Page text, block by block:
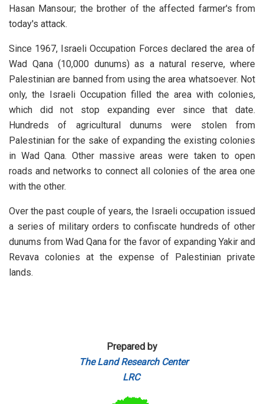
Hasan Mansour; the brother of the affected farmer's from
today's attack.
Since 1967, Israeli Occupation Forces declared the area of
Wad Qana (10,000 dunums) as a natural reserve, where
Palestinian are banned from using the area whatsoever. Not
only, the Israeli Occupation filled the area with colonies,
which did not stop expanding ever since that date.
Hundreds of agricultural dunums were stolen from
Palestinian for the sake of expanding the existing colonies
in Wad Qana. Other massive areas were taken to open
roads and networks to connect all colonies of the area one
with the other.
Over the past couple of years, the Israeli occupation issued
a series of military orders to confiscate hundreds of other
dunums from Wad Qana for the favor of expanding Yakir and
Revava colonies at the expense of Palestinian private
lands.
Prepared by
The Land Research Center
LRC